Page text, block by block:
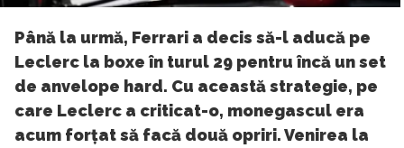
Până la urmă, Ferrari a decis să-l aducă pe
Leclerc la boxe în turul 29 pentru încă un set
de anvelope hard. Cu această strategie, pe
care Leclerc a criticat-o, monegascul era
acum forțat să facă două opriri. Venirea la